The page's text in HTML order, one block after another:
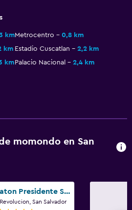
kmMetrocentro
0,8 km
km Estadio Cuscatlan
2,2 km
kmPalacio Nacional
2,4 km
momondo en San
Sheraton Presidente San Salvador Hotel
Revolucion, San Salvador